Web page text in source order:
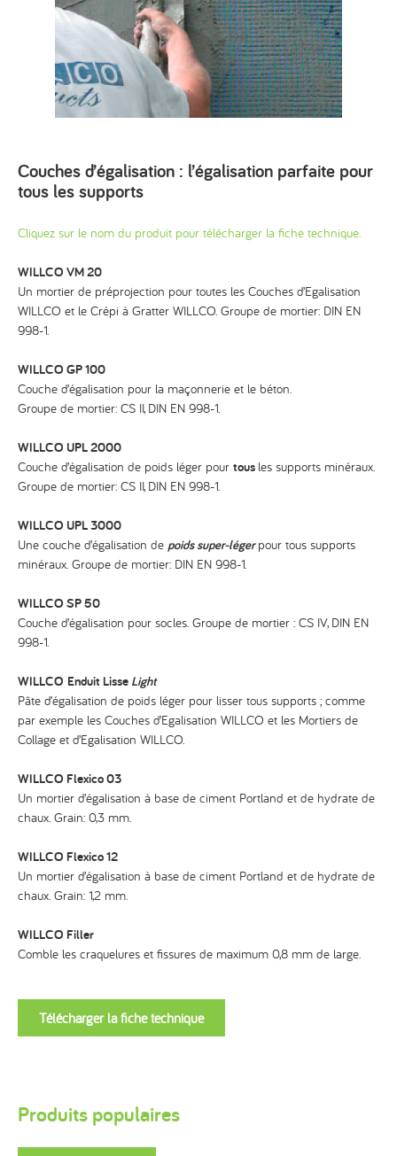
Couches d’égalisation : l’égalisation parfaite pour
tous les supports
Cliquez sur le nom du produit pour télécharger la fiche technique.
WILLCO VM 20
Un mortier de préprojection pour toutes les Couches d’Egalisation
WILLCO et le Crépi à Gratter WILLCO. Groupe de mortier: DIN EN
998-1.
WILLCO GP 100
Couche d’égalisation pour la maçonnerie et le béton.
Groupe de mortier: CS II, DIN EN 998-1.
WILLCO UPL 2000
Couche d’égalisation de poids léger pour tous les supports minéraux.
Groupe de mortier: CS II, DIN EN 998-1.
WILLCO UPL 3000
Une couche d’égalisation de poids super-légerpour tous supports
minéraux. Groupe de mortier: DIN EN 998-1.
WILLCO SP 50
Couche d’égalisation pour socles. Groupe de mortier : CS IV, DIN EN
998-1.
WILLCO Enduit Lisse Light
Pâte d’égalisation de poids léger pour lisser tous supports ; comme
par exemple les Couches d’Egalisation WILLCO et les Mortiers de
Collage et d’Egalisation WILLCO.
WILLCO Flexico 03
Un mortier d’égalisation à base de ciment Portland et de hydrate de
chaux. Grain: 0,3 mm.
WILLCO Flexico 12
Un mortier d’égalisation à base de ciment Portland et de hydrate de
chaux. Grain: 1,2 mm.
WILLCO Filler
Comble les craquelures et fissures de maximum 0,8 mm de large.
Télécharger la fiche technique
Produits populaires